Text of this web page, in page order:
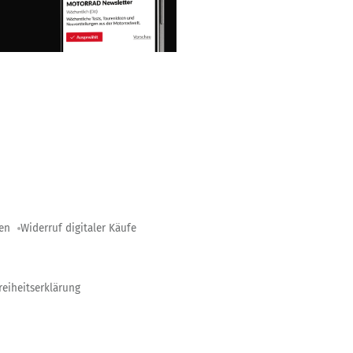
Widerruf digitaler Käufe